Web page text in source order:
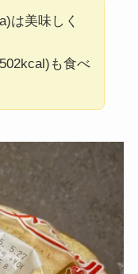
は美味しく
も食べ